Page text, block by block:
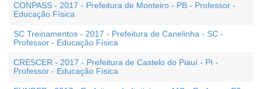
CONPASS - 2017 - Prefeitura de Monteiro - PB - Professor -
Educação Física
SC Treinamentos - 2017 - Prefeitura de Canelinha - SC -
Professor - Educação Física
CRESCER - 2017 - Prefeitura de Castelo do Piauí - PI -
Professor - Educação Física